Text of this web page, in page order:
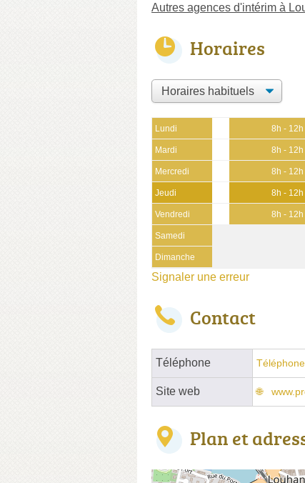
Autres agences d'intérim à
Horaires
Lundi 8h - 12h
Mardi 8h - 12h
Mercredi 8h - 12h
Jeudi 8h - 12h
Vendredi 8h - 12h
Samedi
Dimanche
Signaler une erreur
Contact
Téléphone
Site web
Plan et